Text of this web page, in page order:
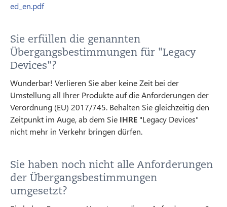
ed_en.pdf
Sie erfüllen die genannten
Übergangsbestimmungen für "Legacy
Devices"?
Wunderbar! Verlieren Sie aber keine Zeit bei der
Umstellung all Ihrer Produkte auf die Anforderungen der
Verordnung (EU) 2017/745. Behalten Sie gleichzeitig den
Zeitpunkt im Auge, ab dem Sie IHRE "Legacy Devices"
nicht mehr in Verkehr bringen dürfen.
Sie haben noch nicht alle Anforderungen
der Übergangsbestimmungen
umgesetzt?